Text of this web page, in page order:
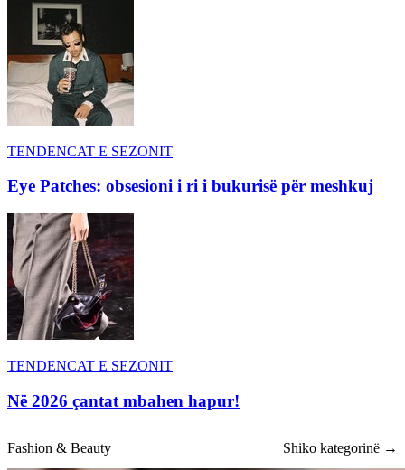
TENDENCAT E SEZONIT
Eye Patches: obsesioni i ri i bukurisë për meshkuj
TENDENCAT E SEZONIT
Në 2026 çantat mbahen hapur!
Fashion & Beauty Shiko kategorinë →